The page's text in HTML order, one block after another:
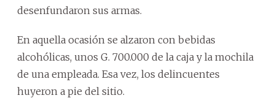
desenfundaron sus armas.
En aquella ocasión se alzaron con bebidas
alcohólicas, unos G. 700.000 de la caja y la mochila
de una empleada. Esa vez, los delincuentes
huyeron a pie del sitio.